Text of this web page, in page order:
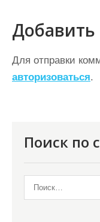
и
г
а
ц
Для отправки
авторизоваться.
Поиск по